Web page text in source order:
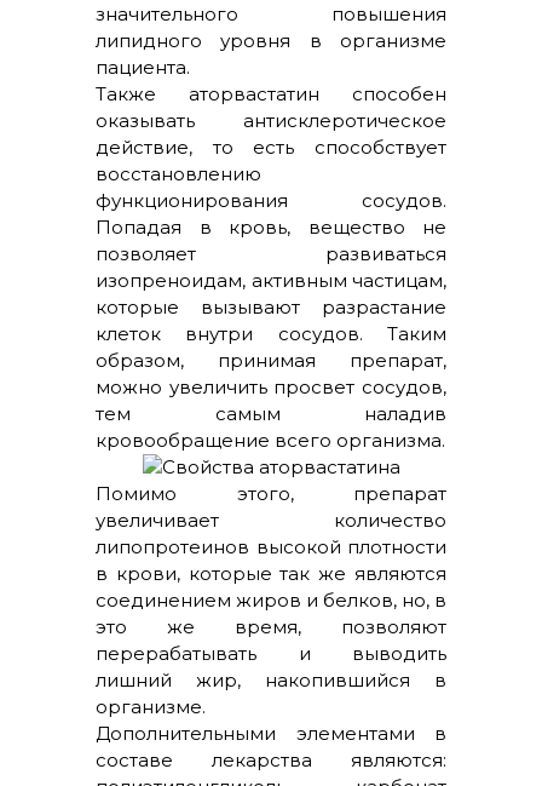
значительного повышения
липидного уровня в организме
пациента.
Также аторвастатин способен
оказывать антисклеротическое
действие, то есть способствует
восстановлению
функционирования сосудов.
Попадая в кровь, вещество не
позволяет развиваться
изопреноидам, активным частицам,
которые вызывают разрастание
клеток внутри сосудов. Таким
образом, принимая препарат,
можно увеличить просвет сосудов,
тем самым наладив
кровообращение всего организма.
Помимо этого, препарат
увеличивает количество
липопротеинов высокой плотности
в крови, которые так же являются
соединением жиров и белков, но, в
это же время, позволяют
перерабатывать и выводить
лишний жир, накопившийся в
организме.
Дополнительными элементами в
составе лекарства являются: